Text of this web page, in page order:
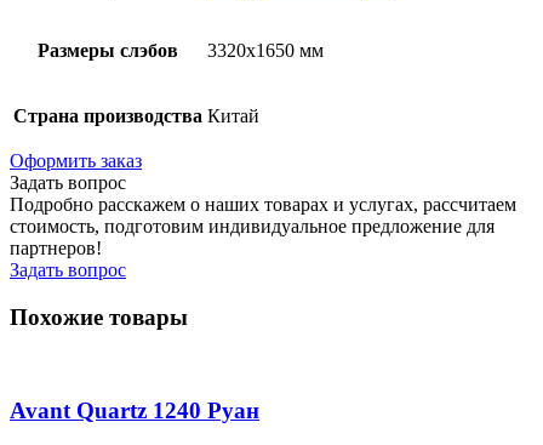
Размеры слэбов 3320х1650 мм
Страна производства Китай
Оформить заказ
Задать вопрос
Подробно расскажем о наших товарах и услугах, рассчитаем
стоимость, подготовим индивидуальное предложение для
партнеров!
Задать вопрос
Похожие товары
Avant Quartz 1240 Руан